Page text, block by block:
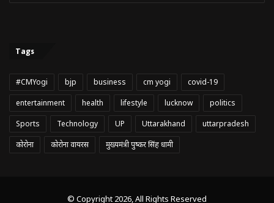
Tags
#CMYogi bjp business cm yogi
covid-19
entertainment
health lifestyle lucknow
politics
Sports
Technology UP Uttarakhand
uttarpradesh
कोरोना
कोरोना वायरस मुख्यमंत्री पुष्कर सिंह धामी
© Copyright 2026, All Rights Reserved